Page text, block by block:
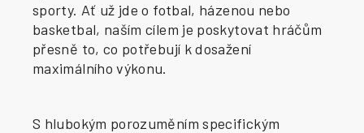
sporty. Ať už jde o fotbal, házenou nebo
basketbal, naším cílem je poskytovat hráčům
přesně to, co potřebují k dosažení
maximálního výkonu.
S hlubokým porozuměním specifickým